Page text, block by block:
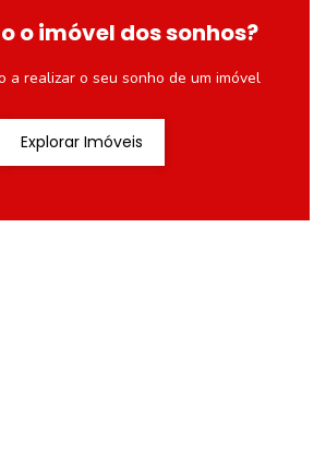
o imóvel dos sonhos?
a realizar o seu sonho de um imóvel
Explorar Imóveis